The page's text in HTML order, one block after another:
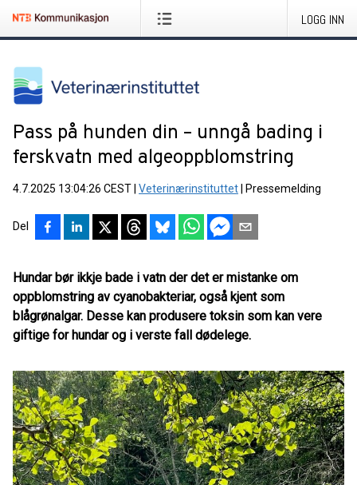
LOGG INN
Pass på hunden din – unngå bading i
ferskvatn med algeoppblomstring
4.7.2025 13:04:26 CEST Veterinærinstituttet Pressemelding
Del
Hundar bør ikkje bade i vatn der det er mistanke om
oppblomstring av cyanobakteriar, også kjent som
blågrønalgar. Desse kan produsere toksin som kan vere
giftige for hundar og i verste fall dødelege.